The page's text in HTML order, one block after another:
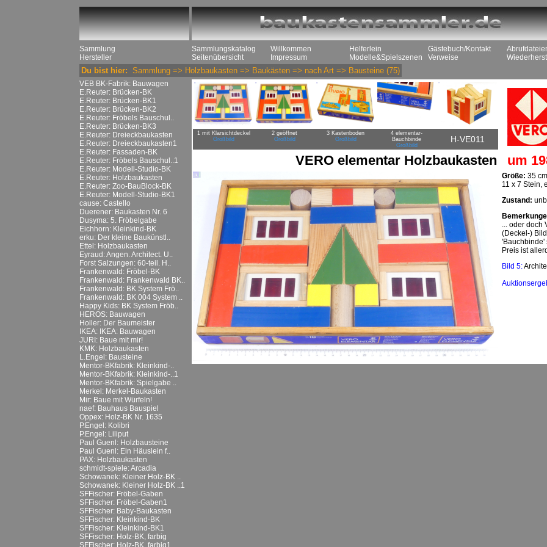
Sammlung
Hersteller
Sammlungskatalog
Seitenübersicht
Willkommen
Impressum
Helferlein
Modelle&Spielszenen
Gästebuch/Kontakt
Verweise
Du bist hier: Sammlung => Holzbaukasten => Baukästen => nach Art => Bausteine (75)
VEB BK-Fabrik: Bauwagen
E.Reuter: Brücken-BK
E.Reuter: Brücken-BK1
E.Reuter: Brücken-BK2
E.Reuter: Fröbels Bauschul..
E.Reuter: Brücken-BK3
E.Reuter: Dreieckbaukasten
E.Reuter: Dreieckbaukasten1
E.Reuter: Fassaden-BK
E.Reuter: Fröbels Bauschul..1
E.Reuter: Modell-Studio-BK
E.Reuter: Holzbaukasten
E.Reuter: Zoo-BauBlock-BK
E.Reuter: Modell-Studio-BK1
cause: Castello
Duerener: Baukasten Nr. 6
Dusyma: 5. Fröbelgabe
Eichhorn: Kleinkind-BK
erku: Der kleine Baukünstl..
Ettel: Holzbaukasten
Eyraud: Angen. Architect. U..
Forst Salzungen: 60-teil. H..
Frankenwald: Fröbel-BK
Frankenwald: Frankenwald BK..
Frankenwald: BK System Frö..
Frankenwald: BK 004 System ..
Happy Kids: BK System Fröb..
HEROS: Bauwagen
Holler: Der Baumeister
IKEA: IKEA: Bauwagen
JURI: Baue mit mir!
KMK: Holzbaukasten
L.Engel: Bausteine
Mentor-BKfabrik: Kleinkind-..
Mentor-BKfabrik: Kleinkind-..1
Mentor-BKfabrik: Spielgabe ..
Merkel: Merkel-Baukasten
Mir: Baue mit Würfeln!
naef: Bauhaus Bauspiel
Oppex: Holz-BK Nr. 1635
P.Engel: Kolibri
P.Engel: Liliput
Paul Guenl: Holzbausteine
Paul Guenl: Ein Häuslein f..
PAX: Holzbaukasten
schmidt-spiele: Arcadia
Schowanek: Kleiner Holz-BK ..
Schowanek: Kleiner Holz-BK ..1
SFFischer: Fröbel-Gaben
SFFischer: Fröbel-Gaben1
SFFischer: Baby-Baukasten
SFFischer: Kleinkind-BK
SFFischer: Kleinkind-BK1
SFFischer: Holz-BK, farbig
SFFischer: Holz-BK, farbig1
1 mit Klarsichtdeckel
Großbild
2 geöffnet
Großbild
3 Kastenboden
Großbild
4 elementar-
Bauchbinde
Großbild
H-VE011
VERO elementar Holzbaukasten um
Größe: 35
11 x 7 Stein,
Zustand:
... oder doch
(Deckel-)
'Bauchbinde'
Preis ist
Bild 5: